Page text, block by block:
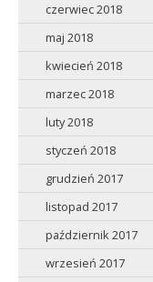
czerwiec 2018
maj 2018
kwiecień 2018
marzec 2018
luty 2018
styczeń 2018
grudzień 2017
listopad 2017
październik 2017
wrzesień 2017